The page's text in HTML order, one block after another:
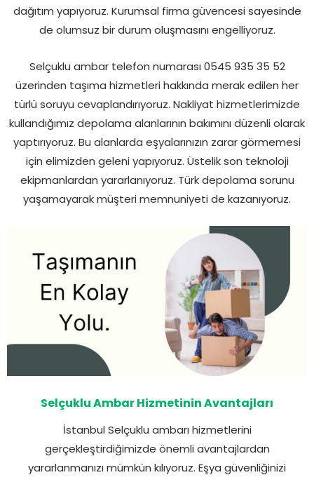
dağıtım yapıyoruz. Kurumsal firma güvencesi sayesinde
de olumsuz bir durum oluşmasını engelliyoruz.
Selçuklu ambar telefon numarası 0545 935 35 52
üzerinden taşıma hizmetleri hakkında merak edilen her
türlü soruyu cevaplandırıyoruz. Nakliyat hizmetlerimizde
kullandığımız depolama alanlarının bakımını düzenli olarak
yaptırıyoruz. Bu alanlarda eşyalarınızın zarar görmemesi
için elimizden geleni yapıyoruz. Üstelik son teknoloji
ekipmanlardan yararlanıyoruz. Türk depolama sorunu
yaşamayarak müşteri memnuniyeti de kazanıyoruz.
Selçuklu Ambar Hizmetinin Avantajları
İstanbul Selçuklu ambarı hizmetlerini
gerçekleştirdiğimizde önemli avantajlardan
yararlanmanızı mümkün kılıyoruz. Eşya güvenliğinizi